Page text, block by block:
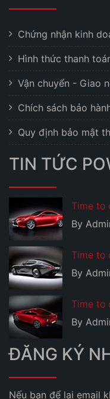
Chứng nhận kinh
Hình thức thanh
Vận chuyển - Giao
Chích sách bảo
Quy định bảo mật
TIN TỨC
Time to
By
Time to
By
Time to
By
ĐĂNG KÝ
Nếu bạn để lại email